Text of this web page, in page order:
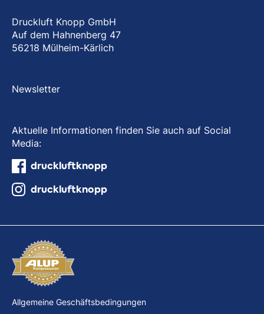
Druckluft Knopp GmbH
Auf dem Hahnenberg 47
56218 Mülheim-Kärlich
Newsletter
Aktuelle Informationen finden Sie auch auf Social
Media:
druckluftknopp
druckluftknopp
Allgemeine Geschäftsbedingungen